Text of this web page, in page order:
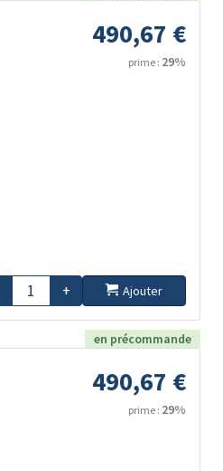
490,67 €
prime : 29%
+ Ajouter
en précommande
490,67 €
prime : 29%